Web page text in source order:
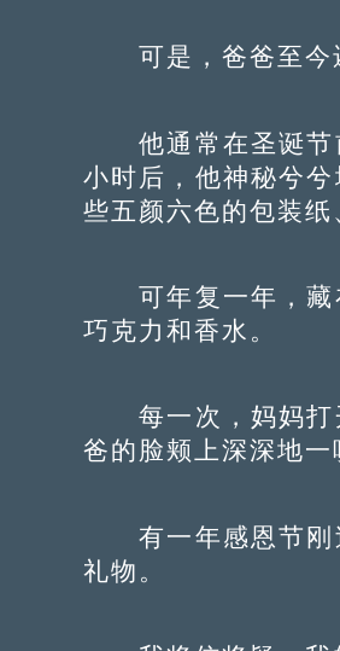
可是，爸爸至今还
他通常在圣诞节
小时后，他神秘兮
些五颜六色的包装纸
可年复一年，藏
巧克力和香水。
每一次，妈妈打
爸的脸颊上深深地一
有一年感恩节刚
礼物。